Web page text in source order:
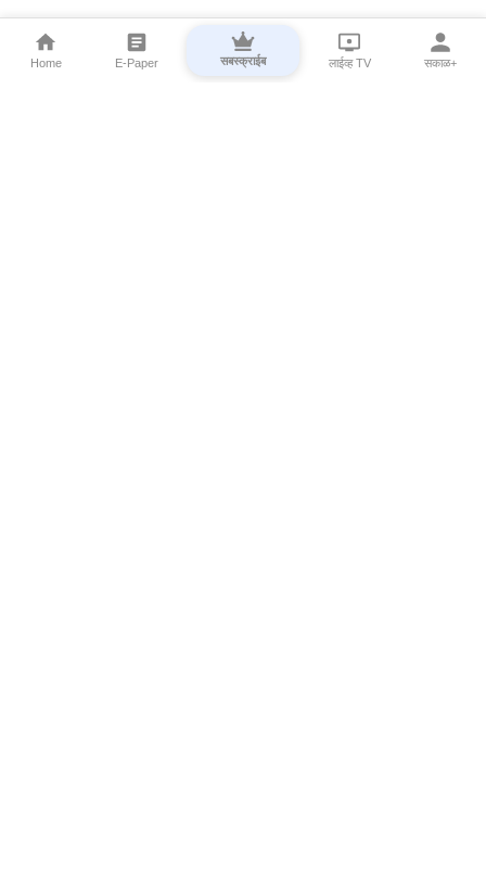
Home E-Paper सबस्क्राईब लाईव्ह TV सकाळ+